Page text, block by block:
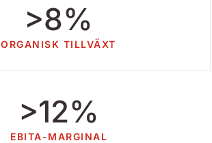
>8%
ORGANISK TILLVÄXT
>12%
EBITA-MARGINAL